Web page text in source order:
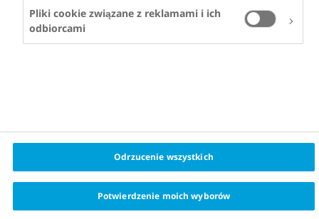
Pliki cookie związane z reklamami i ich
odbiorcami
Odrzucenie wszystkich
Potwierdzenie moich wyborów